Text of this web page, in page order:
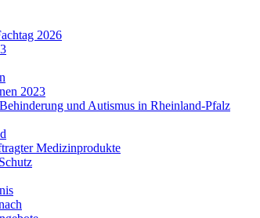
2026
2023
und Autismus in Rheinland-Pfalz
Medizinprodukte